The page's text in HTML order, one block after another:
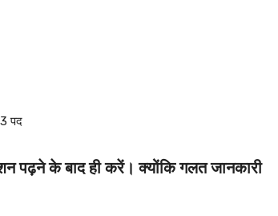
पद
पढ़ने के बाद ही करें। क्योंकि गलत जानकारी